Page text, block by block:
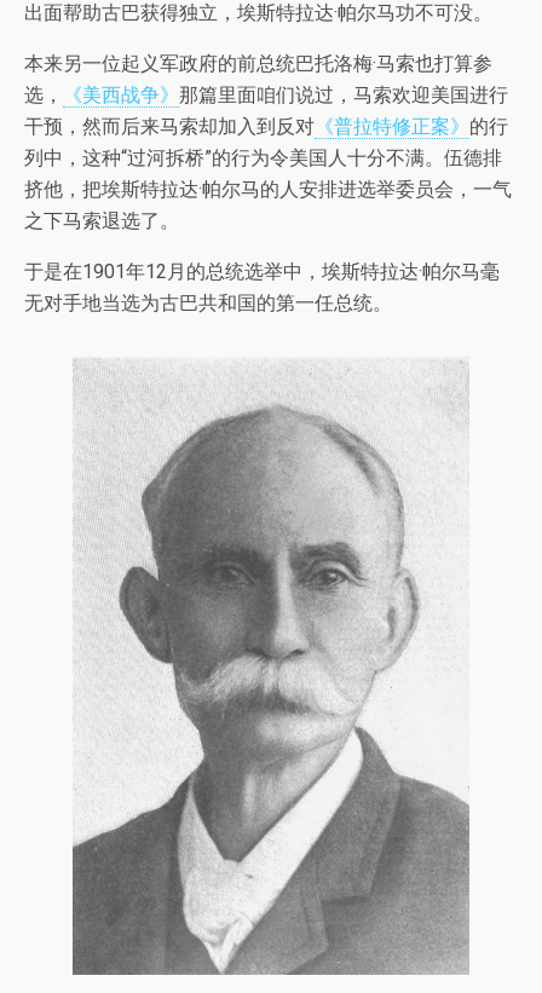
出面帮助古巴获得独立，埃斯特拉达·帕尔马功不可没。
本来另一位起义军政府的前总统巴托洛梅·马索也打算参
选，
《美西战争》 那篇里面咱们说过，马索欢迎美国进行
干预，然而后来马索却加入到反对 《普拉特修正案》 的行
列中，这种“过河拆桥”的行为令美国人十分不满。伍德排
挤他，把埃斯特拉达·帕尔马的人安排进选举委员会，一气
之下马索退选了。
于是在1901年12月的总统选举中，埃斯特拉达·帕尔马毫
无对手地当选为古巴共和国的第一任总统。